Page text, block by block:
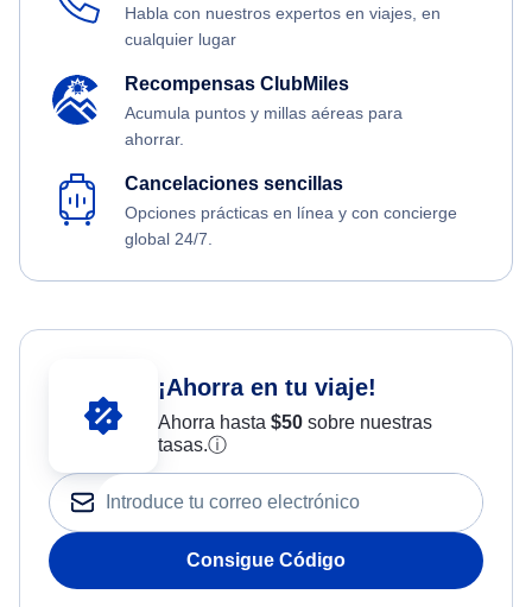
Habla con nuestros expertos en viajes, en
cualquier lugar
Recompensas ClubMiles
Acumula puntos y millas aéreas para
ahorrar.
Cancelaciones sencillas
Opciones prácticas en línea y con concierge
global 24/7.
¡Ahorra en tu viaje!
Ahorra hasta $50sobre nuestras
tasas.ⓘ
Consigue Código